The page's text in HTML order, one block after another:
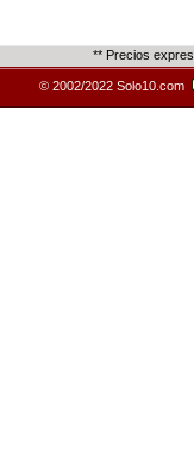
** Precios
© 2002/2022 Solo10.com